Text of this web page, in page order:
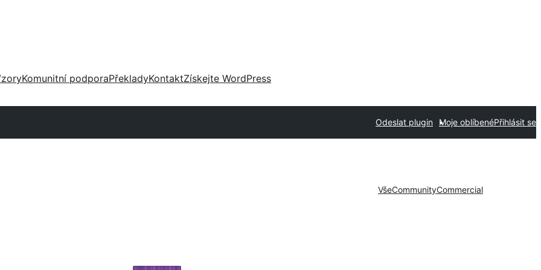
Komunitní podporaPřekladyKontaktZískejte WordPress
Odeslat plugin Moje oblíbenéPřihlásit se
VšeCommunityCommercial